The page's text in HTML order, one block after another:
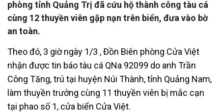
phòng tỉnh Quảng Trị đã cứu hộ thành công tàu cá
cùng 12 thuyền viên gặp nạn trên biển, đưa vào bờ
an toàn.
Theo đó, 3 giờ ngày 1/3 , Đồn Biên phòng Cửa Việt
nhận được tin báo tàu cá QNa 92099 do anh Trần
Công Tăng, trú tại huyện Núi Thành, tỉnh Quảng Nam,
làm thuyền trưởng cùng 11 thuyền viên bị mắc cạn
tại phao số 1, cửa biển Cửa Việt.